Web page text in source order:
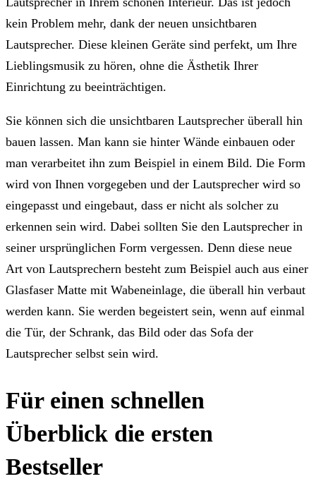
kein Problem mehr, dank der neuen unsichtbaren
Lautsprecher. Diese kleinen Geräte sind perfekt, um Ihre
Lieblingsmusik zu hören, ohne die Ästhetik Ihrer
Einrichtung zu beeinträchtigen.
Sie können sich die unsichtbaren Lautsprecher überall hin
bauen lassen. Man kann sie hinter Wände einbauen oder
man verarbeitet ihn zum Beispiel in einem Bild. Die Form
wird von Ihnen vorgegeben und der Lautsprecher wird so
eingepasst und eingebaut, dass er nicht als solcher zu
erkennen sein wird. Dabei sollten Sie den Lautsprecher in
seiner ursprünglichen Form vergessen. Denn diese neue
Art von Lautsprechern besteht zum Beispiel auch aus einer
Glasfaser Matte mit Wabeneinlage, die überall hin verbaut
werden kann. Sie werden begeistert sein, wenn auf einmal
die Tür, der Schrank, das Bild oder das Sofa der
Lautsprecher selbst sein wird.
Für einen schnellen
Überblick die ersten
Bestseller